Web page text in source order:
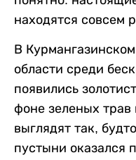
находятся совсем
В
области среди
появились
фоне зеленых трав
выглядят так,
пустыни оказался